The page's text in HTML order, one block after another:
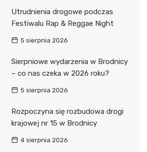
Utrudnienia drogowe podczas
Festiwalu Rap & Reggae Night
5 sierpnia 2026
Sierpniowe wydarzenia w Brodnicy
– co nas czeka w 2026 roku?
5 sierpnia 2026
Rozpoczyna się rozbudowa drogi
krajowej nr 15 w Brodnicy
4 sierpnia 2026